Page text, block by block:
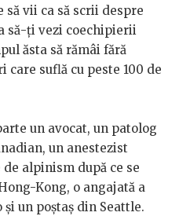
să vii ca să scrii despre
să-ți vezi coechipierii
ăsta să rămâi fără
suflă cu peste 100 de
un avocat, un patolog
un anestezist
alpinism după ce se
Kong, o angajată a
un poștaș din Seattle.